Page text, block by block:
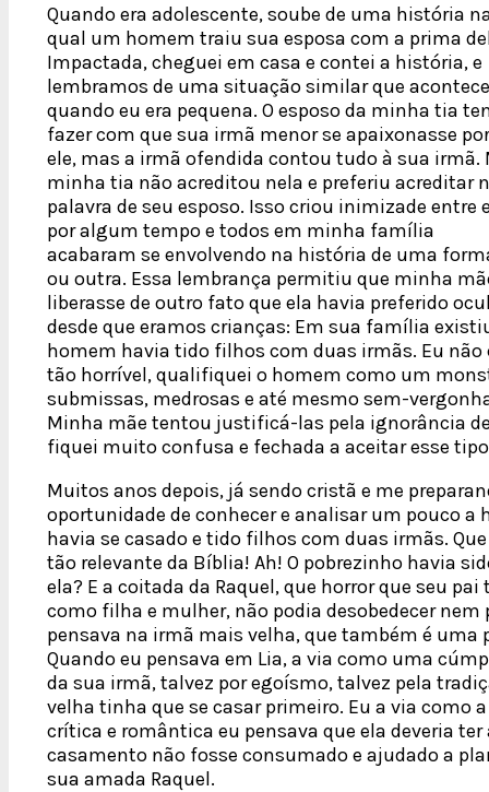
Quando era adolescente, soube de uma história
qual um homem traiu sua esposa com a prima
Impactada, cheguei em casa e contei a história, e
lembramos de uma situação similar que
quando eu era pequena. O esposo da minha tia
fazer com que sua irmã menor se apaixonasse por
ele, mas a irmã ofendida contou tudo à sua irmã.
minha tia não acreditou nela e preferiu acreditar
palavra de seu esposo. Isso criou inimizade entre
por algum tempo e todos em minha família
acabaram se envolvendo na história de uma
ou outra. Essa lembrança permitiu que minha
liberasse de outro fato que ela havia preferido
desde que eramos crianças: Em sua família
homem havia tido filhos com duas irmãs. Eu
tão horrível, qualifiquei o homem como um
submissas, medrosas e até mesmo sem-
Minha mãe tentou justificá-las pela ignorância
fiquei muito confusa e fechada a aceitar esse
Muitos anos depois, já sendo cristã e me
oportunidade de conhecer e analisar um pouco a
havia se casado e tido filhos com duas irmãs.
tão relevante da Bíblia! Ah! O pobrezinho havia
ela? E a coitada da Raquel, que horror que seu
como filha e mulher, não podia desobedecer
pensava na irmã mais velha, que também é
Quando eu pensava em Lia, a via como uma
da sua irmã, talvez por egoísmo, talvez pela
velha tinha que se casar primeiro. Eu a via como
crítica e romântica eu pensava que ela deveria
casamento não fosse consumado e ajudado a
sua amada Raquel.